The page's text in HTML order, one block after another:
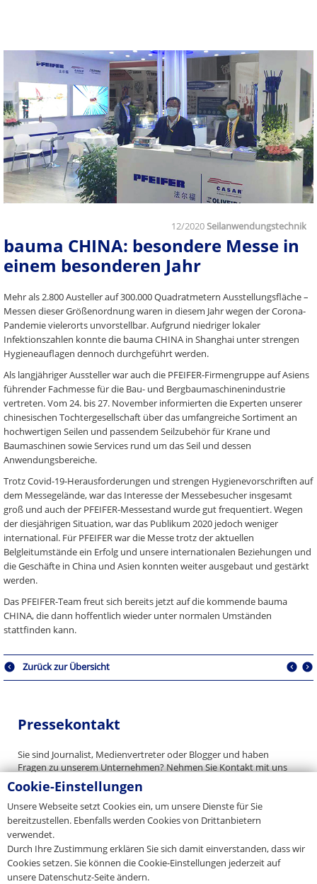
bauma CHINA: besondere Messe in
einem besonderen Jahr
12/2020Seilanwendungstechnik
Mehr als 2.800 Austeller auf 300.000 Quadratmetern Ausstellungsfläche –
Messen dieser Größenordnung waren in diesem Jahr wegen der Corona-
Pandemie vielerorts unvorstellbar. Aufgrund niedriger lokaler
Infektionszahlen konnte die bauma CHINA in Shanghai unter strengen
Hygieneauflagen dennoch durchgeführt werden.
Als langjähriger Aussteller war auch die PFEIFER-Firmengruppe auf Asiens
führender Fachmesse für die Bau- und Bergbaumaschinenindustrie
vertreten. Vom 24. bis 27. November informierten die Experten unserer
chinesischen Tochtergesellschaft über das umfangreiche Sortiment an
hochwertigen Seilen und passendem Seilzubehör für Krane und
Baumaschinen sowie Services rund um das Seil und dessen
Anwendungsbereiche.
Trotz Covid-19-Herausforderungen und strengen Hygienevorschriften auf
dem Messegelände, war das Interesse der Messebesucher insgesamt
groß und auch der PFEIFER-Messestand wurde gut frequentiert. Wegen
der diesjährigen Situation, war das Publikum 2020 jedoch weniger
international. Für PFEIFER war die Messe trotz der aktuellen
Belgleitumstände ein Erfolg und unsere internationalen Beziehungen und
die Geschäfte in China und Asien konnten weiter ausgebaut und gestärkt
werden.
Das PFEIFER-Team freut sich bereits jetzt auf die kommende bauma
CHINA, die dann hoffentlich wieder unter normalen Umständen
stattfinden kann.
Zurück zur Übersicht
Pressekontakt
Sie sind Journalist, Medienvertreter oder Blogger und haben
Fragen zu unserem Unternehmen? Nehmen Sie Kontakt mit uns
auf.
E-Mail
presse@pfeifer.de
Presse-Anfrage
Name
Cookie-Einstellungen
Unsere Webseite setzt Cookies ein, um unsere Dienste für Sie
bereitzustellen. Ebenfalls werden Cookies von Drittanbietern
verwendet.
Durch Ihre Zustimmung erklären Sie sich damit einverstanden, dass wir
Cookies setzen. Sie können die Cookie-Einstellungen jederzeit auf
unsere Datenschutz-Seite ändern.